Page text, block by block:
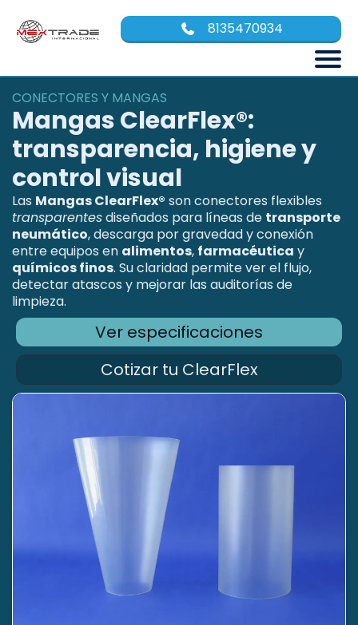
8135470934
CONECTORES Y MANGAS
Mangas ClearFlex®:
transparencia, higiene y
control visual
Las Mangas ClearFlex® son conectores flexibles
transparentesdiseñados para líneas de transporte
neumático, descarga por gravedad y conexión
entre equipos en alimentos, farmacéutica y
químicos finos. Su claridad permite ver el flujo,
detectar atascos y mejorar las auditorías de
limpieza.
Ver especificaciones
Cotizar tu ClearFlex